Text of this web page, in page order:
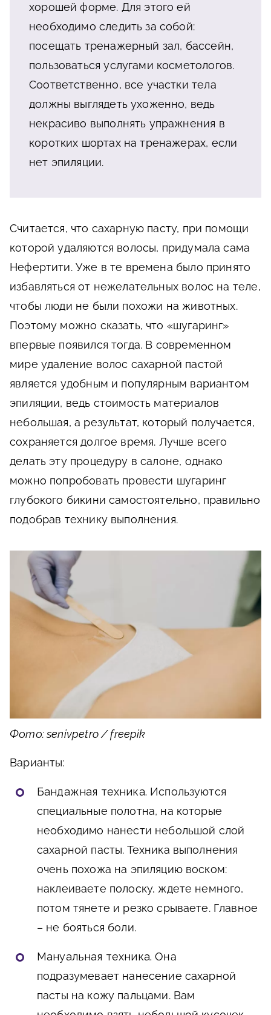
хорошей форме. Для этого ей
необходимо следить за собой:
посещать тренажерный зал, бассейн,
пользоваться услугами косметологов.
Соответственно, все участки тела
должны выглядеть ухоженно, ведь
некрасиво выполнять упражнения в
коротких шортах на тренажерах, если
нет эпиляции.
Считается, что сахарную пасту, при помощи
которой удаляются волосы, придумала сама
Нефертити. Уже в те времена было принято
избавляться от нежелательных волос на теле,
чтобы люди не были похожи на животных.
Поэтому можно сказать, что «шугаринг»
впервые появился тогда. В современном
мире удаление волос сахарной пастой
является удобным и популярным вариантом
эпиляции, ведь стоимость материалов
небольшая, а результат, который получается,
сохраняется долгое время. Лучше всего
делать эту процедуру в салоне, однако
можно попробовать провести шугаринг
глубокого бикини самостоятельно, правильно
подобрав технику выполнения.
Фото: senivpetro / freepik
Варианты:
Бандажная техника. Используются
специальные полотна, на которые
необходимо нанести небольшой слой
сахарной пасты. Техника выполнения
очень похожа на эпиляцию воском:
наклеиваете полоску, ждете немного,
потом тянете и резко срываете. Главное
– не бояться боли.
Мануальная техника. Она
подразумевает нанесение сахарной
пасты на кожу пальцами. Вам